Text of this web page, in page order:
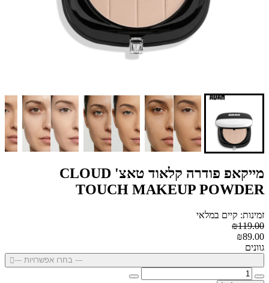
מייקאפ פודרה קלאוד טאצ' CLOUD
TOUCH MAKEUP POWDER
זמינות: קיים במלאי
₪119.00
₪89.00
גוונים
--- בחרו אפשרויות ---